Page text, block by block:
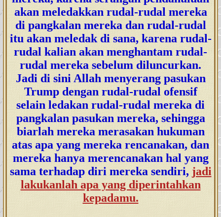
akan meledakkan rudal-rudal mereka
di pangkalan mereka dan rudal-rudal
itu akan meledak di sana, karena rudal-
rudal kalian akan menghantam rudal-
rudal mereka sebelum diluncurkan.
Jadi di sini Allah menyerang pasukan
Trump dengan rudal-rudal ofensif
selain ledakan rudal-rudal mereka di
pangkalan pasukan mereka, sehingga
biarlah mereka merasakan hukuman
atas apa yang mereka rencanakan, dan
mereka hanya merencanakan hal yang
sama terhadap diri mereka sendiri, jadi
lakukanlah apa yang diperintahkan
kepadamu.